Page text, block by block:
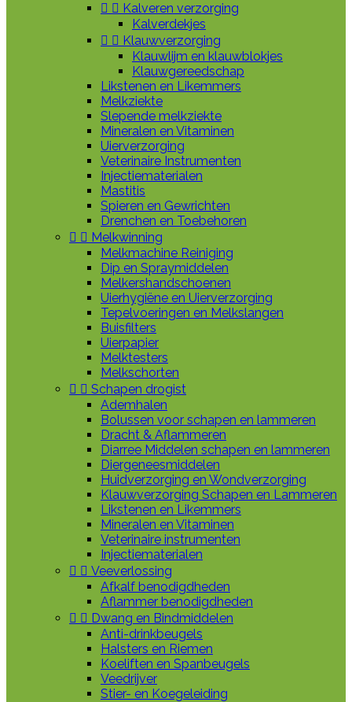
  Kalveren verzorging
Kalverdekjes
  Klauwverzorging
Klauwlijm en klauwblokjes
Klauwgereedschap
Likstenen en Likemmers
Melkziekte
Slepende melkziekte
Mineralen en Vitaminen
Uierverzorging
Veterinaire Instrumenten
Injectiematerialen
Mastitis
Spieren en Gewrichten
Drenchen en Toebehoren
  Melkwinning
Melkmachine Reiniging
Dip en Spraymiddelen
Melkershandschoenen
Uierhygiëne en Uierverzorging
Tepelvoeringen en Melkslangen
Buisfilters
Uierpapier
Melktesters
Melkschorten
  Schapen drogist
Ademhalen
Bolussen voor schapen en lammeren
Dracht & Aflammeren
Diarree Middelen schapen en lammeren
Diergeneesmiddelen
Huidverzorging en Wondverzorging
Klauwverzorging Schapen en Lammeren
Likstenen en Likemmers
Mineralen en Vitaminen
Veterinaire instrumenten
Injectiematerialen
  Veeverlossing
Afkalf benodigdheden
Aflammer benodigdheden
  Dwang en Bindmiddelen
Anti-drinkbeugels
Halsters en Riemen
Koeliften en Spanbeugels
Veedrijver
Stier- en Koegeleiding